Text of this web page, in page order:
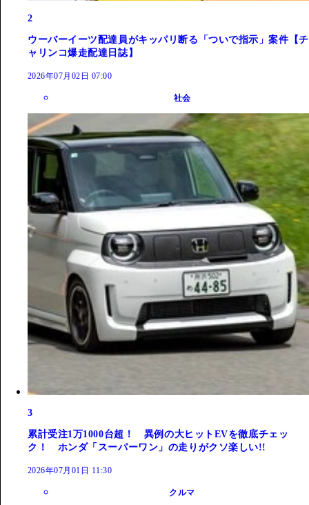
2
ウーバーイーツ配達員がキッパリ断る「ついで指示」案件【チ
ャリンコ爆走配達日誌】
2026年07月02日 07:00
社会
3
累計受注1万1000台超！ 異例の大ヒットEVを徹底チェッ
ク！ ホンダ「スーパーワン」の走りがクソ楽しい!!
2026年07月01日 11:30
クルマ